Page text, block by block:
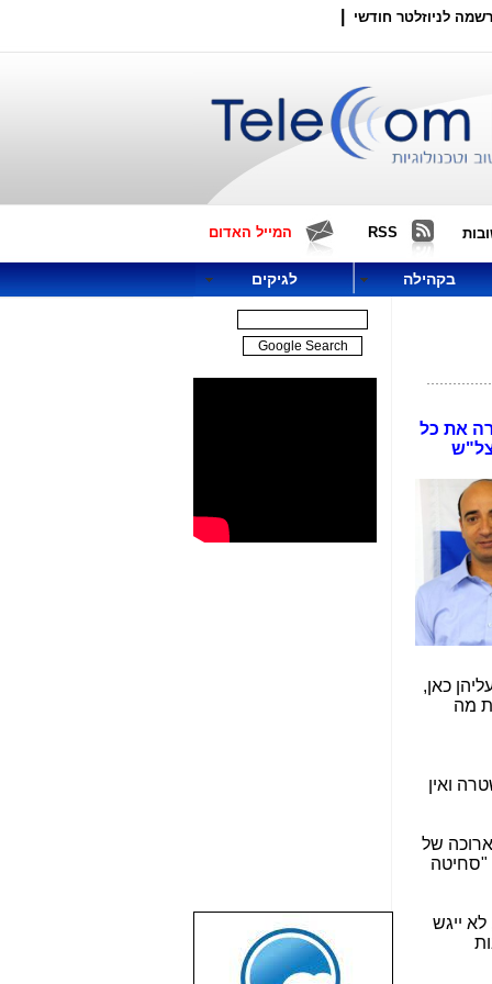
לניוזלטר חודשי
RSS המייל האדום
בקהילה לגיקים
את כל
כאן,
מה
ואין
של
"סחיטה
ייגש
שבוע טוב לכל
הגולשים באשר
הם!!!